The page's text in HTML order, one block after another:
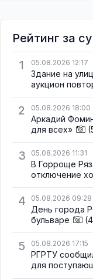
Рейтинг за
1
05.08.2026 12:17
Здание на
аукцион
2 05.08.2026 18:00
Аркадий
для всех»
3 05.08.2026 11:31
В Горроще
отключение
4 05.08.2026 09:28
День города
бульваре
5 05.08.2026 17:15
РГРТУ
для